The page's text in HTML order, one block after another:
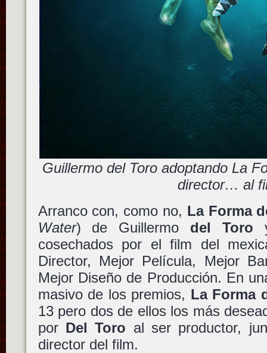
Guillermo del Toro adoptando La
director… al
Arranco con, como no, La Forma
Water) de Guillermo del Toro
cosechados por el film del
Director, Mejor Película, Mejor
Mejor Diseño de Producción. En
masivo de los premios, La Forma
13 pero dos de ellos los más
por Del Toro al ser productor,
director del film.